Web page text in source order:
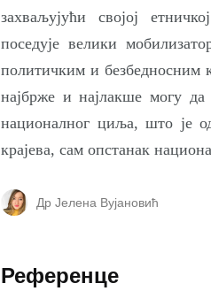
захваљујући својој
поседује велики
политичким и безбедносним
најбрже и најлакше могу да
националног циља, што је
крајева, сам опстанак
Др Јелена Вујановић
Референце